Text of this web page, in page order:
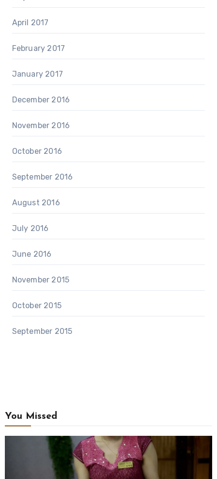
April 2017
February 2017
January 2017
December 2016
November 2016
October 2016
September 2016
August 2016
July 2016
June 2016
November 2015
October 2015
September 2015
You Missed